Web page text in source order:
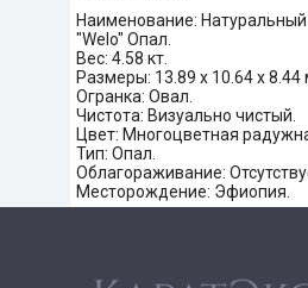
Наименование:
"Welo" Опал.
Вес: 4.58 кт.
Размеры: 13.89 х 10.64 х 8.44
Огранка: Овал.
Чистота: Визуально чистый.
Цвет: Многоцветная
Тип: Опал.
Облагораживание:
Месторождение: Эфиопия.